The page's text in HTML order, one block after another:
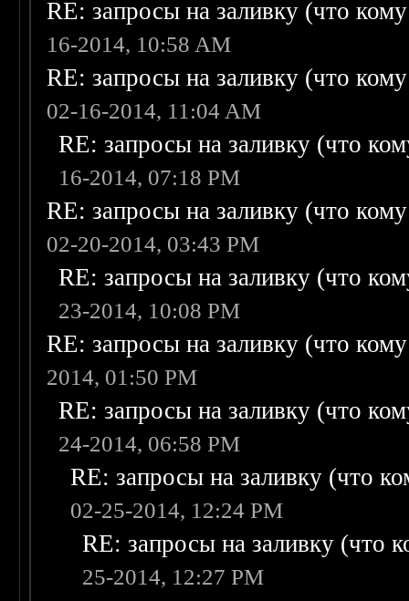
RE: запросы на заливку (что
16-2014, 10:58 AM
RE: запросы на заливку (что
02-16-2014, 11:04 AM
RE: запросы на заливку (что
16-2014, 07:18 PM
RE: запросы на заливку (что
02-20-2014, 03:43 PM
RE: запросы на заливку (что
23-2014, 10:08 PM
RE: запросы на заливку (что
2014, 01:50 PM
RE: запросы на заливку (что
24-2014, 06:58 PM
RE: запросы на заливку (что
02-25-2014, 12:24 PM
RE: запросы на заливку (что
25-2014, 12:27 PM